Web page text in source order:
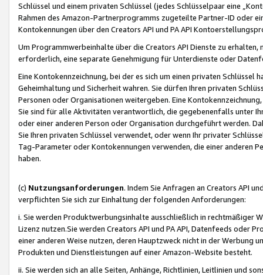
Schlüssel und einem privaten Schlüssel (jedes Schlüsselpaar eine
Rahmen des Amazon-Partnerprogramms zugeteilte Partner-ID oder
Kontokennungen über den Creators API und PA API
Um Programmwerbeinhalte über die Creators API Dienste zu
erforderlich, eine separate Genehmigung für Unterdienste oder
Eine Kontokennzeichnung, bei der es sich um einen privaten
Geheimhaltung und Sicherheit wahren. Sie dürfen Ihren privaten
Personen oder Organisationen weitergeben. Eine
Sie sind für alle Aktivitäten verantwortlich, die gegebenenfalls unter
oder einer anderen Person oder Organisation durchgeführt werden.
Sie Ihren privaten Schlüssel verwendet, oder wenn Ihr privater
Tag-Parameter oder Kontokennungen verwenden, die einer anderen
haben.
(c) Nutzungsanforderungen. Indem Sie Anfragen an Creators API
verpflichten Sie sich zur Einhaltung der folgenden Anforderungen:
i. Sie werden Produktwerbungsinhalte ausschließlich in rechtmäßiger
Lizenz nutzen.Sie werden Creators API und PA API, Datenfeeds oder
einer anderen Weise nutzen, deren Hauptzweck nicht in der Werbung
Produkten und Dienstleistungen auf einer Amazon-Website besteht.
ii. Sie werden sich an alle Seiten, Anhänge, Richtlinien, Leitlinien und